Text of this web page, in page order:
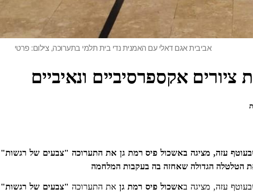
אביבית אגם דאלי עם האמנית נדי בית תלמי בתערוכה, צילום: פרטי
אקספרסיביים ונאיביים
עזה, מציגה באשכול פיס רמת גן את התערוכה "צבעים של רגשות"
הטלטלה הגדולה שאחזה בה בעקבות המלחמה
עזה, מציגה באשכול פיס רמת גןאת התערוכה "צבעים של רגשות"